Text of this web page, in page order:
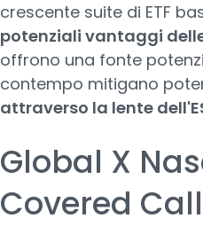
crescente suite di ETF
potenziali vantaggi
offrono una fonte
contempo mitigano
attraverso la lente
Global X
Covered Call